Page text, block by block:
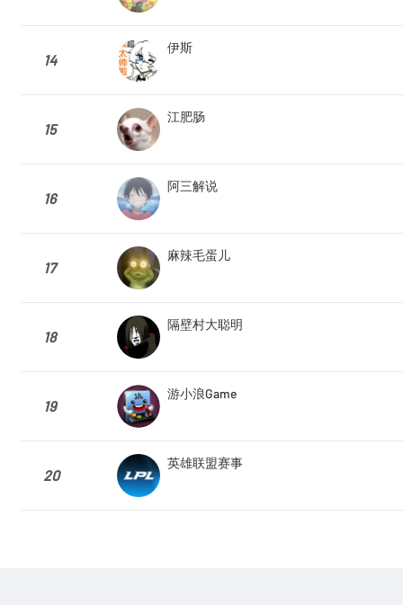
14
伊斯
15
江肥肠
16
阿三解说
17
麻辣毛蛋儿
18
隔壁村大聪明
19
游小浪Game
20
英雄联盟赛事